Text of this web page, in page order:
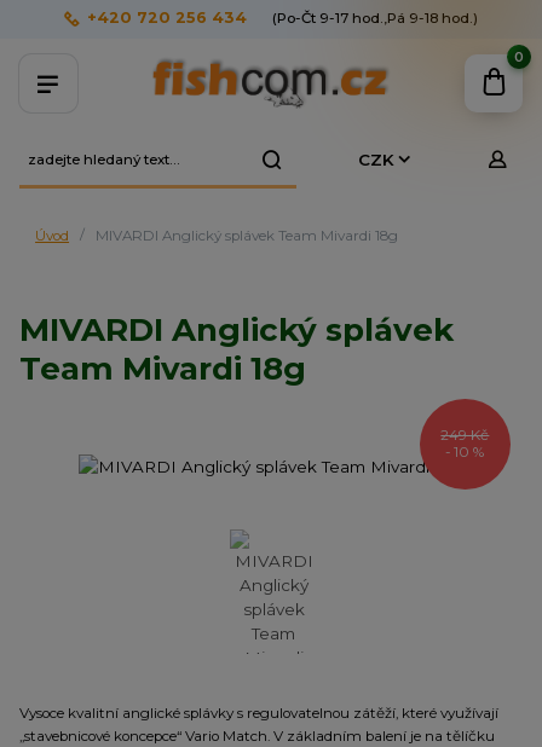
CZK
+420 720 256 434 (Po-Čt 9-17 hod.,Pá 9-18 hod.)
0
Úvod MIVARDI Anglický splávek Team Mivardi 18g
MIVARDI Anglický splávek
Team Mivardi 18g
249 Kč
- 10 %
Vysoce kvalitní anglické splávky s regulovatelnou zátěží, které využívají
„stavebnicové koncepce“ Vario Match. V základním balení je na tělíčku